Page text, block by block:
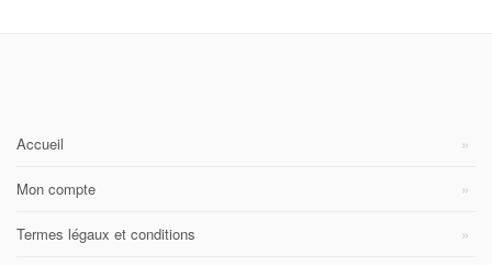
Accueil
Mon compte
Termes légaux et conditions